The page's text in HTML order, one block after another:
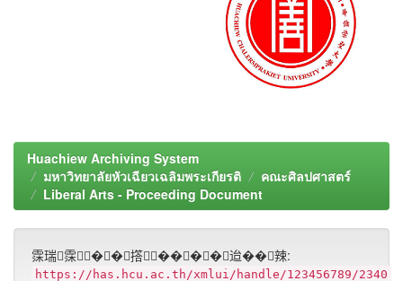
Huachiew Archiving System
มหาวิทยาลัยหัวเฉียวเฉลิมพระเกียรติ
คณะศิลปศาสตร์
Liberal Arts - Proceeding Document
霂瑞霂��撘����迨��辣:
https://has.hcu.ac.th/xmlui/handle/123456789/2340